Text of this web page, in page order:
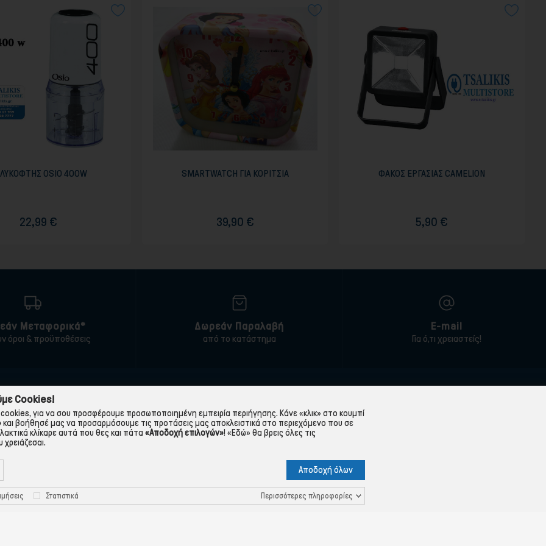
OSIO 400W
22,99 €
SMARTWATCH ΓΙΑ ΚΟΡΙΤΣΙΑ
39,90 €
ΦΑΚΟΣ ΕΡΓΑΣΙΑΣ CAMELION
5,90 €
Μεταφορικά*
όροι & προϋποθέσεις
Δωρεάν Παραλαβή
από το κατάστημα
E-mail
Για ό,τι χρειαστείς!
εταιρεία
Χρήσης
Πληρωμής-Τράπεζες
Τρόποι Παραγγελίας
Πολιτική Απορρήτου
Προστασία Προσωπικών Δεδομένων
Cookies!
για να σου προσφέρουμε προσωποποιημένη εμπειρία περιήγησης. Κάνε «κλικ» στο κουμπί
και βοήθησέ μας να προσαρμόσουμε τις προτάσεις μας αποκλειστικά στο περιεχόμενο που σε
κλίκαρε αυτά που θες και πάτα «Αποδοχή επιλογών»! «Εδώ» θα βρεις όλες τις
Αποδοχή όλων
Στατιστικά Περισσότερες πληροφορίες